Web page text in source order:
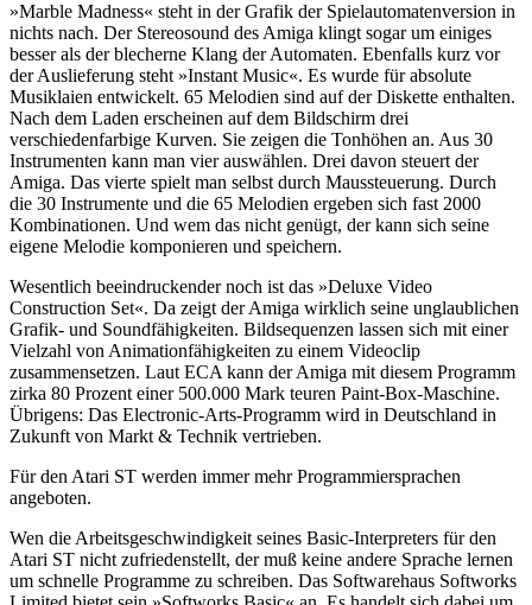
»Marble Madness« steht in der Grafik der Spielautomatenversion in
nichts nach. Der Stereosound des Amiga klingt sogar um einiges
besser als der blecherne Klang der Automaten. Ebenfalls kurz vor
der Auslieferung steht »Instant Music«. Es wurde für absolute
Musiklaien entwickelt. 65 Melodien sind auf der Diskette enthalten.
Nach dem Laden erscheinen auf dem Bildschirm drei
verschiedenfarbige Kurven. Sie zeigen die Tonhöhen an. Aus 30
Instrumenten kann man vier auswählen. Drei davon steuert der
Amiga. Das vierte spielt man selbst durch Maussteuerung. Durch
die 30 Instrumente und die 65 Melodien ergeben sich fast 2000
Kombinationen. Und wem das nicht genügt, der kann sich seine
eigene Melodie komponieren und speichern.
Wesentlich beeindruckender noch ist das »Deluxe Video
Construction Set«. Da zeigt der Amiga wirklich seine unglaublichen
Grafik- und Soundfähigkeiten. Bildsequenzen lassen sich mit einer
Vielzahl von Animationfähigkeiten zu einem Videoclip
zusammensetzen. Laut ECA kann der Amiga mit diesem Programm
zirka 80 Prozent einer 500.000 Mark teuren Paint-Box-Maschine.
Übrigens: Das Electronic-Arts-Programm wird in Deutschland in
Zukunft von Markt & Technik vertrieben.
Für den Atari ST werden immer mehr Programmiersprachen
angeboten.
Wen die Arbeitsgeschwindigkeit seines Basic-Interpreters für den
Atari ST nicht zufriedenstellt, der muß keine andere Sprache lernen
um schnelle Programme zu schreiben. Das Softwarehaus Softworks